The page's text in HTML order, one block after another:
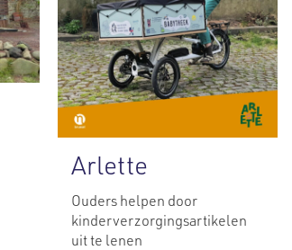
Arlette
Ouders helpen door
kinderverzorgingsartikelen
uit te lenen